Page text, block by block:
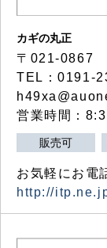
カギの丸正
〒021-0867
TEL：0191-
営業時間：
販売可
お気軽にお電
http://